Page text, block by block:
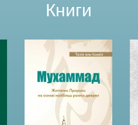
Книги